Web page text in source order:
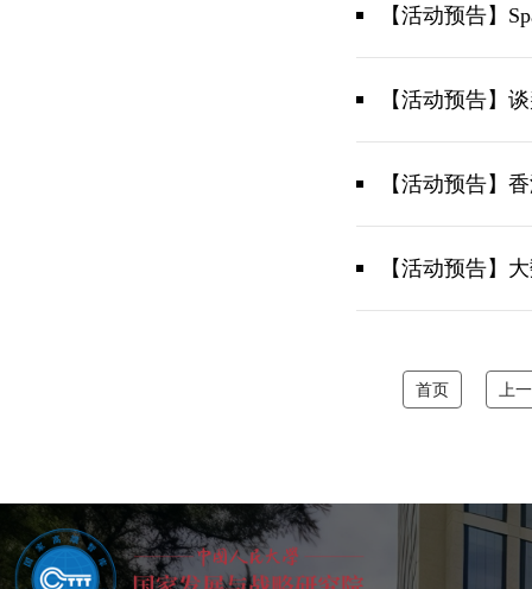
【活动预告】
【活动预告】
【活动预告】
【活动预告】
首页 上